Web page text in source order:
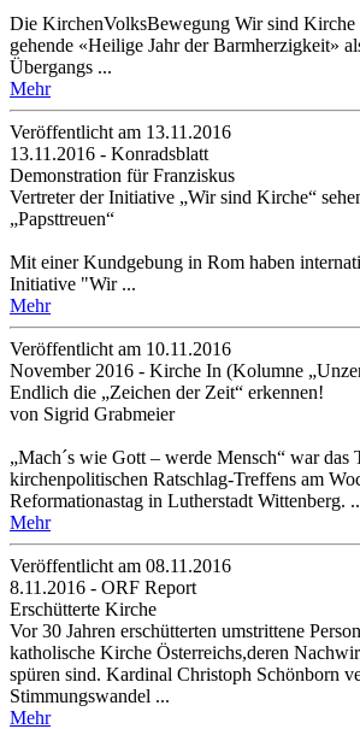
Die KirchenVolksBewegung Wir sind Kirche
gehende «Heilige Jahr der Barmherzigkeit»
Übergangs ...
Mehr
Veröffentlicht am 13­.11.2016
13.11.2016 - Konradsblatt
Demonstration für Franziskus
Vertreter der Initiative „Wir sind Kirche“
„Papsttreuen“
Mit einer Kundgebung in Rom haben
Initiative "Wir ...
Mehr
Veröffentlicht am 10­.11.2016
November 2016 - Kirche In (Kolumne
Endlich die „Zeichen der Zeit“ erkennen!
von Sigrid Grabmeier
„Mach´s wie Gott – werde Mensch“ war das
kirchenpolitischen Ratschlag-Treffens am
Reformationastag in Lutherstadt Wittenberg.
Mehr
Veröffentlicht am 08­.11.2016
8.11.2016 - ORF Report
Erschütterte Kirche
Vor 30 Jahren erschütterten umstrittene
katholische Kirche Österreichs,deren
spüren sind. Kardinal Christoph Schönborn
Stimmungswandel ...
Mehr